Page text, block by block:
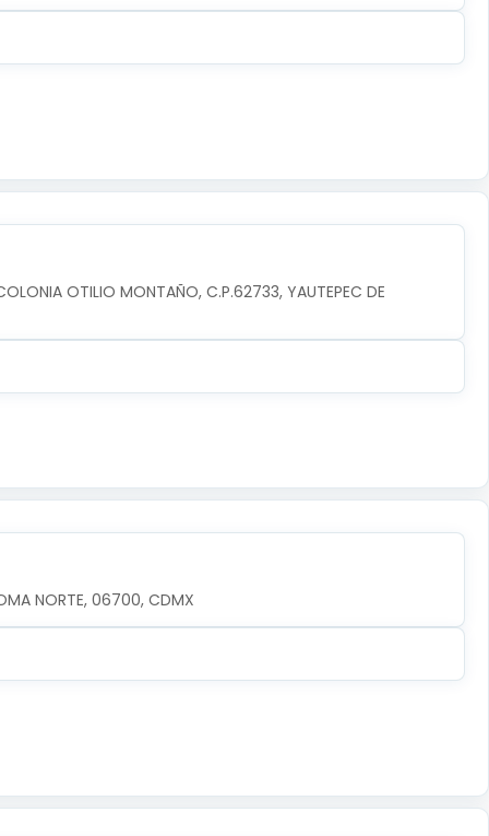
OTILIO MONTAÑO, C.P.62733, YAUTEPEC DE
NORTE, 06700, CDMX